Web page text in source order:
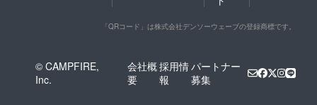
「QRコード」は株式会社デンソーウェーブの登録商標です。
© CAMPFIRE,
Inc.
会社概
要
採用情
報
パートナー
募集